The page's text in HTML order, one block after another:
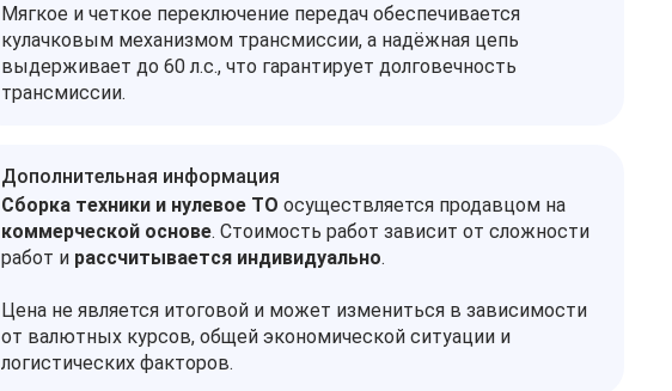
Мягкое и четкое переключение передач обеспечивается
кулачковым механизмом трансмиссии, а надёжная цепь
выдерживает до 60 л.с., что гарантирует долговечность
трансмиссии.
Дополнительная информация
Сборка техники и нулевое ТО осуществляется продавцом на
коммерческой основе. Стоимость работ зависит от сложности
работ и рассчитывается индивидуально.
Цена не является итоговой и может измениться в зависимости
от валютных курсов, общей экономической ситуации и
логистических факторов.